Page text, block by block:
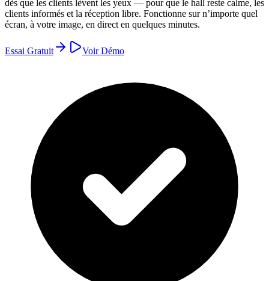
dès que les clients lèvent les yeux — pour que le hall reste calme, les
clients informés et la réception libre. Fonctionne sur n’importe quel
écran, à votre image, en direct en quelques minutes.
Essai Gratuit Voir Démo